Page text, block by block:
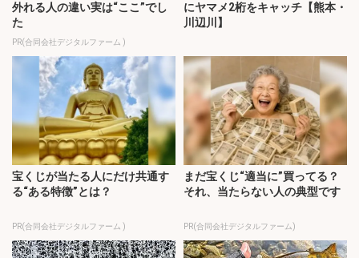
外れる人の違い実は“ここ”でし
た
PR(合同会社デジタルファーム )
にヤマメ2桁をキャッチ【熊本・
川辺川】
宝くじが当たる人にだけ共通す
る“ある特徴”とは？
PR(合同会社デジタルファーム )
まだ宝くじ“適当に”買ってる？
それ、当たらない人の典型です
PR(合同会社デジタルファーム)